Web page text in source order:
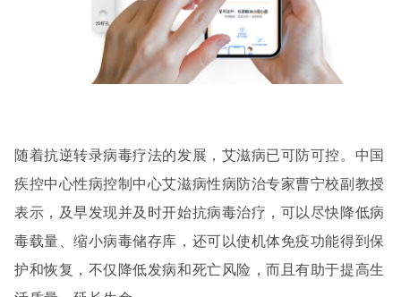
随着抗逆转录病毒疗法的发展，艾滋病已可防可控。中国
疾控中心性病控制中心艾滋病性病防治专家曹宁校副教授
表示，及早发现并及时开始抗病毒治疗，可以尽快降低病
毒载量、缩小病毒储存库，还可以使机体免疫功能得到保
护和恢复，不仅降低发病和死亡风险，而且有助于提高生